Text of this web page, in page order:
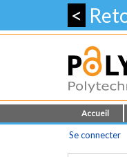
<
Accueil
Se connecter